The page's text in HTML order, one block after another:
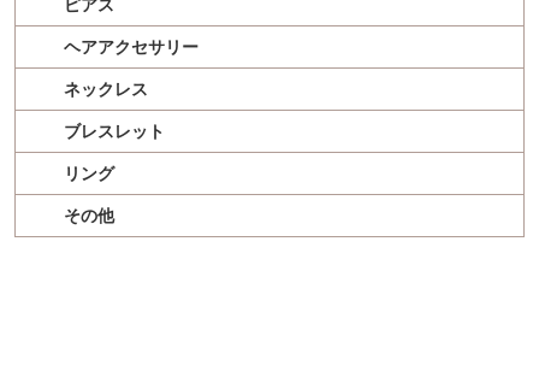
ピアス
ヘアアクセサリー
ネックレス
ブレスレット
リング
その他